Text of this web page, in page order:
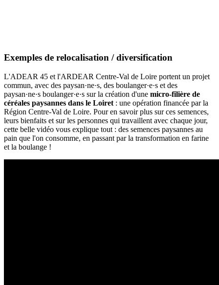
Exemples de relocalisation / diversification
L'ADEAR 45 et l'ARDEAR Centre-Val de Loire portent un projet
commun, avec des paysan·ne·s, des boulanger·e·s et des
paysan·ne·s boulanger·e·s sur la création d'une micro-filière de
céréales paysannes dans le Loiret : une opération financée par la
Région Centre-Val de Loire. Pour en savoir plus sur ces semences,
leurs bienfaits et sur les personnes qui travaillent avec chaque jour,
cette belle vidéo vous explique tout : des semences paysannes au
pain que l'on consomme, en passant par la transformation en farine
et la boulange !